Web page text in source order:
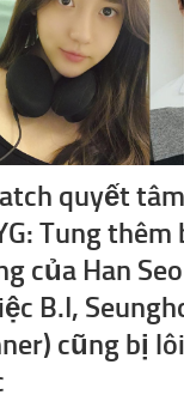
quyết
Tung thêm
của Han
B.I,
cũng bị